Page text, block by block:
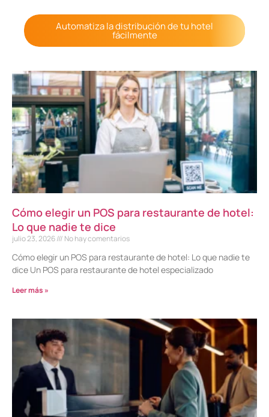
Automatiza la distribución de tu hotel
fácilmente
Cómo elegir un POS para restaurante de hotel:
Lo que nadie te dice
julio 23, 2026 No hay comentarios
Cómo elegir un POS para restaurante de hotel: Lo que nadie te
dice Un POS para restaurante de hotel especializado
Leer más »